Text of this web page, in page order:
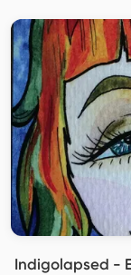
Indigolapsed -